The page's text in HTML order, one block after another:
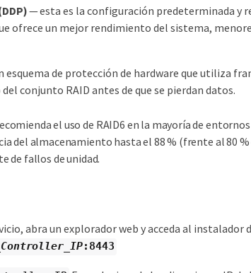
— esta es la configuración predeterminada y
ofrece un mejor rendimiento del sistema,
de protección de hardware que utiliza
conjunto RAID antes de que se pierdan datos.
el uso de RAID6 en la mayoría de
del almacenamiento hasta el 88 % (frente al 80
de fallos de unidad.
abra un explorador web y acceda al instalador
:8443